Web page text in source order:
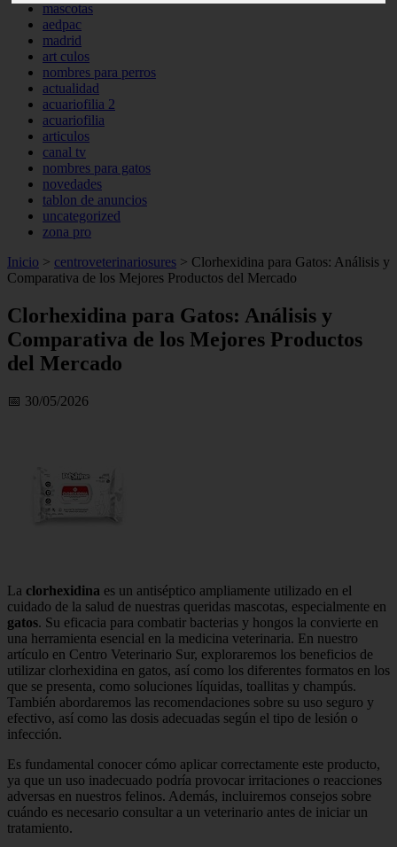
mascotas
aedpac
madrid
art culos
nombres para perros
actualidad
acuariofilia 2
acuariofilia
articulos
canal tv
nombres para gatos
novedades
tablon de anuncios
uncategorized
zona pro
Inicio > centroveterinariosures > Clorhexidina para Gatos: Análisis y
Comparativa de los Mejores Productos del Mercado
Clorhexidina para Gatos: Análisis y
Comparativa de los Mejores Productos
del Mercado
📅 30/05/2026
La clorhexidina es un antiséptico ampliamente utilizado en el
cuidado de la salud de nuestras queridas mascotas, especialmente en
gatos. Su eficacia para combatir bacterias y hongos la convierte en
una herramienta esencial en la medicina veterinaria. En nuestro
artículo en Centro Veterinario Sur, exploraremos los beneficios de
utilizar clorhexidina en gatos, así como los diferentes formatos en los
que se presenta, como soluciones líquidas, toallitas y champús.
También abordaremos las recomendaciones sobre su uso seguro y
efectivo, así como las dosis adecuadas según el tipo de lesión o
infección.
Es fundamental conocer cómo aplicar correctamente este producto,
ya que un uso inadecuado podría provocar irritaciones o reacciones
adversas en nuestros felinos. Además, incluiremos consejos sobre
cuándo es necesario consultar a un veterinario antes de iniciar un
tratamiento.